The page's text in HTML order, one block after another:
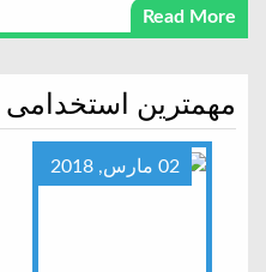
Read More
مهمترین استخدامی
02 مارس, 2018